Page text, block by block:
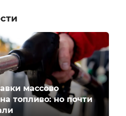
массово
топливо: но почти